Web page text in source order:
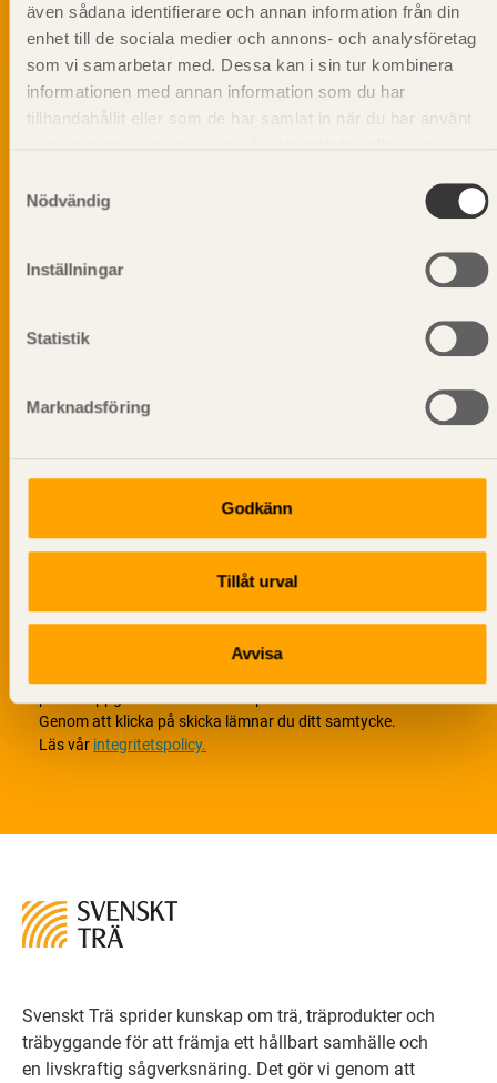
även sådana identifierare och annan information från din
enhet till de sociala medier och annons- och analysföretag
som vi samarbetar med. Dessa kan i sin tur kombinera
informationen med annan information som du har
tillhandahållit eller som de har samlat in när du har använt
Nödvändig
Inställningar
Statistik
Marknadsföring
Godkänn
Tillåt urval
Avvisa
Svenskt Träs Produktkatalog är svensk
sågverksnärings digitala produktkatalog för att
beskriva träprodukter och deras unika
egenskaper.
Prenumerera på Svenskt Träs
Genom att klicka på skicka lämnar du ditt samtycke.
Läs vår integritetspolicy.
Svenskt Trä sprider kunskap om trä, träprodukter och
träbyggande för att främja ett hållbart samhälle och
en livskraftig sågverksnäring. Det gör vi genom att